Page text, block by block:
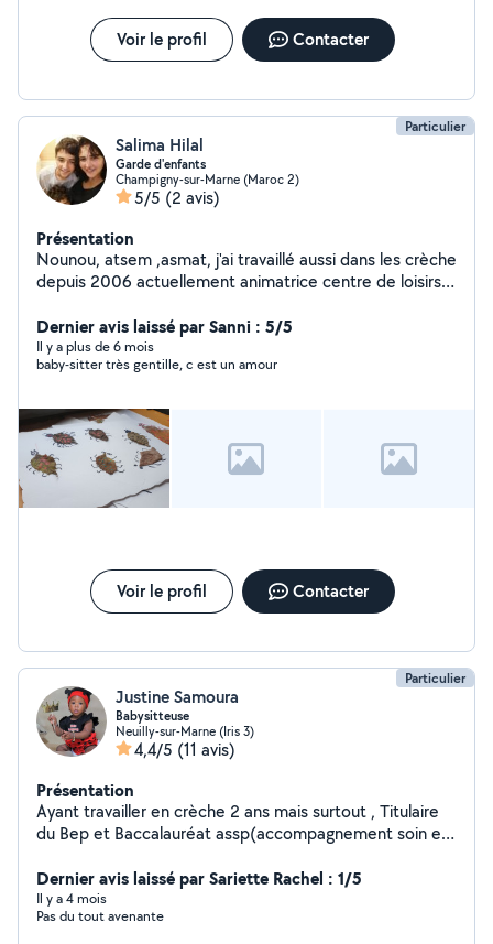
Voir le profil Contacter
Particulier
Salima Hilal
Garde d'enfants
Champigny-sur-Marne (Maroc 2)
5/5 (2 avis)
Présentation
Nounou, atsem ,asmat, j'ai travaillé aussi dans les crèche
depuis 2006 actuellement animatrice centre de loisirs,
d'enfants, activités manuels, danse, sorties piscine
volley-ball, vélo....très douce et complices avec les
enfants, a l'écoute, et recadre quand c'est nécessaire
N'hésitez pas a me contacter pour plus d'informations
Dernier avis laissé par Sanni : 5/5
Il y a plus de 6 mois
baby-sitter très gentille, c est un amour
Voir le profil Contacter
Particulier
Justine Samoura
Babysitteuse
Neuilly-sur-Marne (Iris 3)
4,4/5 (11 avis)
Présentation
Ayant travailler en crèche 2 ans mais surtout , Titulaire
du Bep et Baccalauréat assp(accompagnement soin et
sitting (effectué en mairie). Ce qui m'a permis
d'effectuer des stages dans la petite enfance. De plus ,
j'ai eu plusieurs fois la responsabilité de garder
Dernier avis laissé par Sariette Rachel : 1/5
Il y a 4 mois
Pas du tout avenante